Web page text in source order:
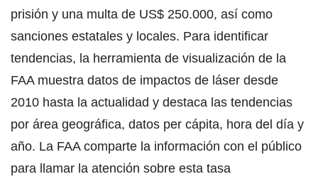
prisión y una multa de US$ 250.000, así como
sanciones estatales y locales. Para identificar
tendencias, la herramienta de visualización de la
FAA muestra datos de impactos de láser desde
2010 hasta la actualidad y destaca las tendencias
por área geográfica, datos per cápita, hora del día y
año. La FAA comparte la información con el público
para llamar la atención sobre esta tasa